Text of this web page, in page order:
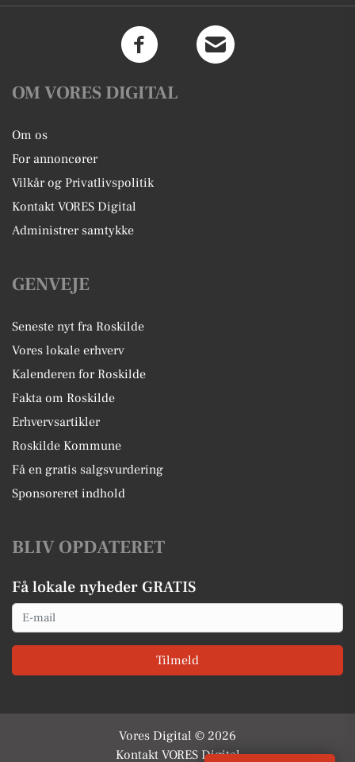
OM VORES DIGITAL
Om os
For annoncører
Vilkår og Privatlivspolitik
Kontakt VORES Digital
Administrer samtykke
GENVEJE
Seneste nyt fra Roskilde
Vores lokale erhverv
Kalenderen for Roskilde
Fakta om Roskilde
Erhvervsartikler
Roskilde Kommune
Få en gratis salgsvurdering
Sponsoreret indhold
BLIV OPDATERET
Få lokale nyheder GRATIS
Email
Tilmeld
Vores Digital © 2026
Kontakt VORES Digital